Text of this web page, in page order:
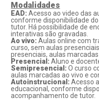
Modalidades
EAD:Acesso ao video das
conforme disponibilidade
tutor. Há possibilidade de
interativas são gravadas.
Ao vivo: Aulas online com
curso, sem aulas
presenciais, aulas
Presencial:Aluno e
Semipresencial:O curso
aulas marcadas ao vivo e
Autoinstrucional:Acesso
educacional, conforme
acompanhamento de tutor.